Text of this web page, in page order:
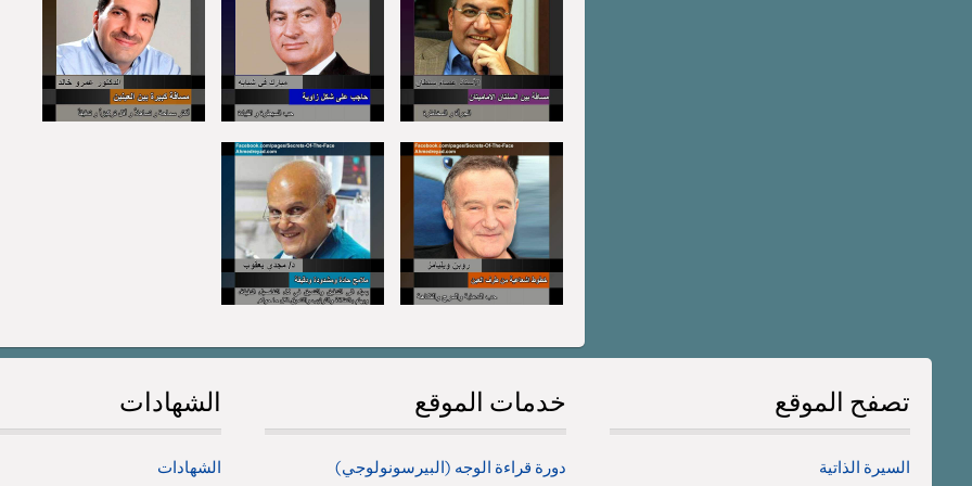
تصفح الموقع
السيرة الذاتية
خدمات الموقع
دورة قراءة الوجه (البيرسونولوجي)
الشهادات
الشهادات